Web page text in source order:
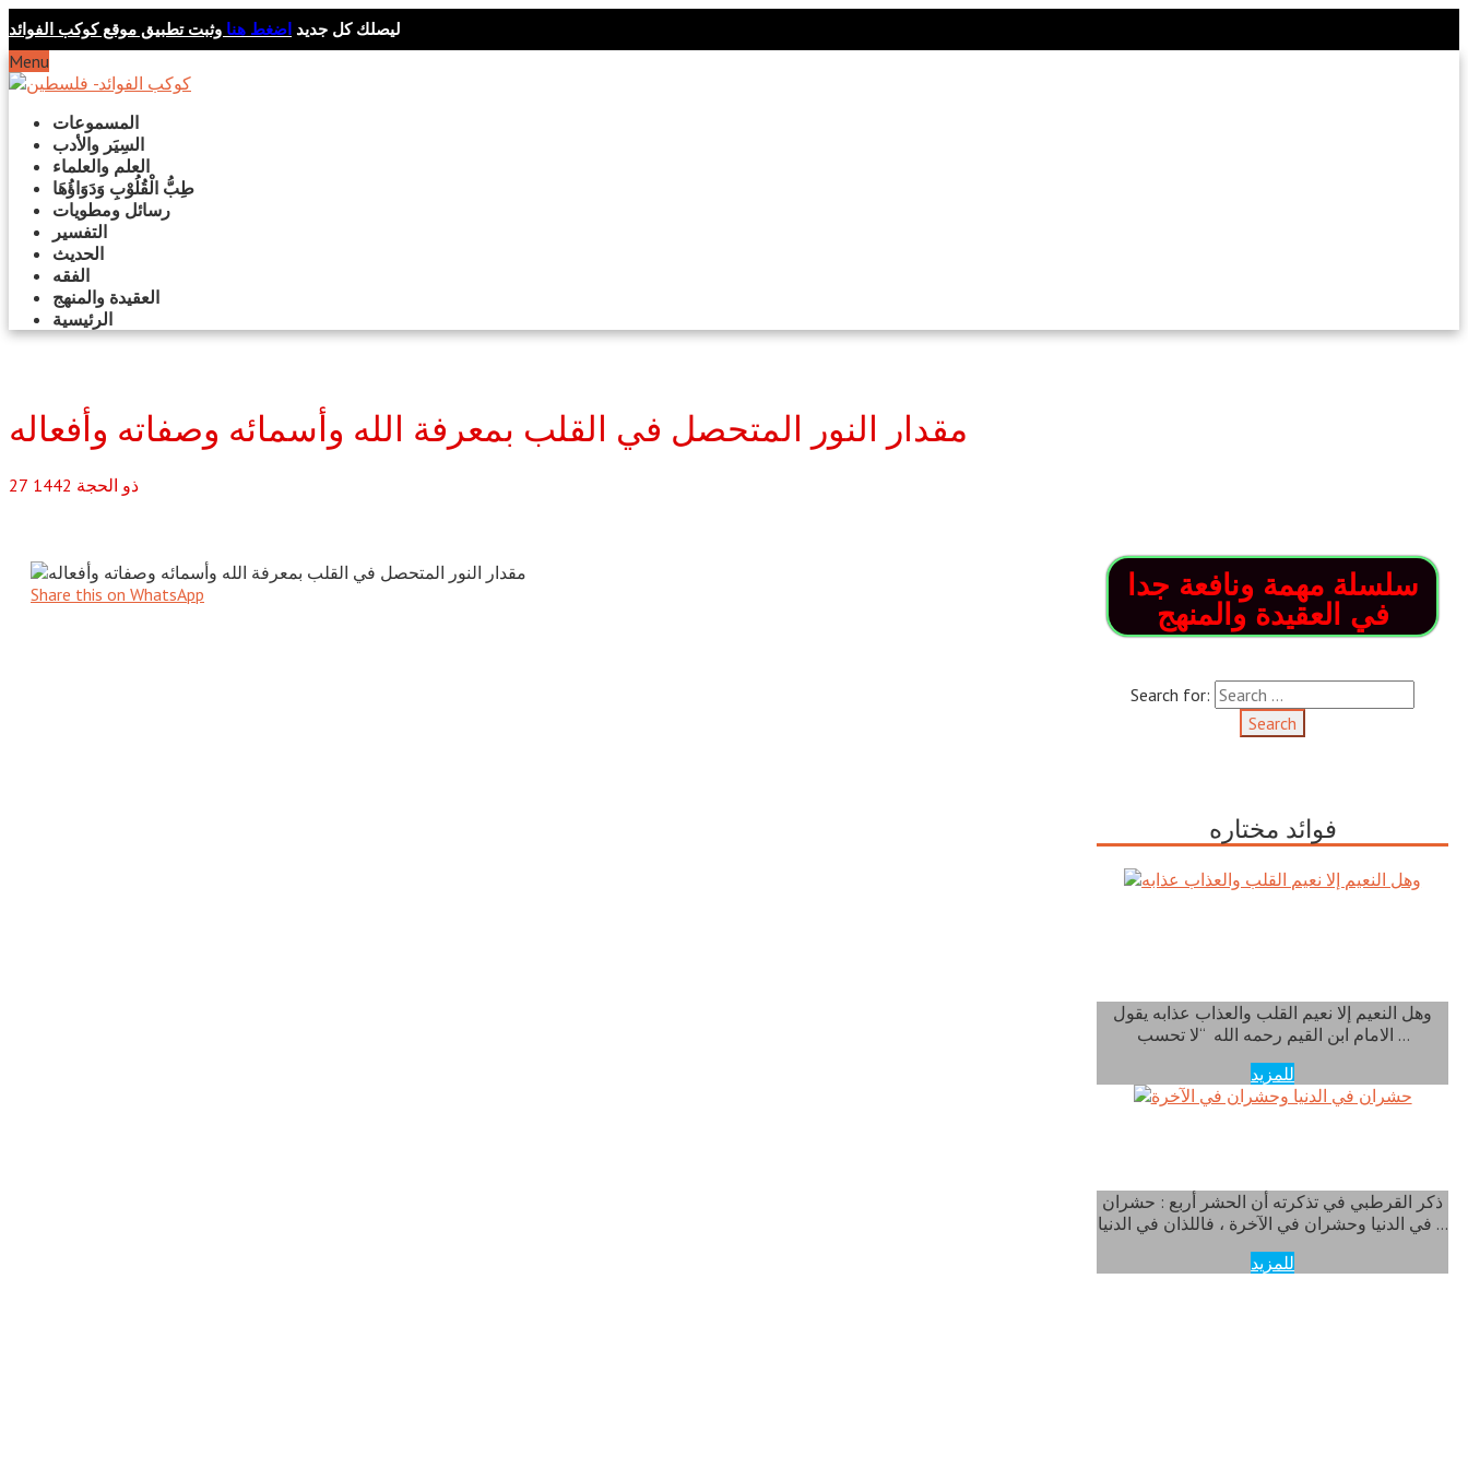
ليصلك كل جديد اضغط هنا وثبت تطبيق موقع كوكب الفوائد
Menu
المسموعات
السِيَر والأدب
العلم والعلماء
طِبُّ الْقُلُوْبِ وَدَوَاؤُهَا
رسائل ومطويات
التفسير
الحديث
الفقه
العقيدة والمنهج
الرئيسية
مقدار النور المتحصل في القلب بمعرفة الله وأسمائه وصفاته وأفعاله
27 ذو الحجة 1442
Share this on WhatsApp
سلسلة مهمة ونافعة جدا
في العقيدة والمنهج
Search for:
فوائد مختاره
وهل النعيم إلا نعيم القلب والعذاب عذابه يقول
الامام ابن القيم رحمه الله “لا تحسب …
للمزيد
ذكر القرطبي في تذكرته أن الحشر أربع : حشران
في الدنيا وحشران في الآخرة ، فاللذان في الدنيا …
للمزيد